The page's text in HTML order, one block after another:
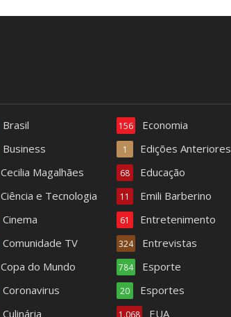
Brasil
Business
Cecilia Magalhães
Ciência e Tecnologia
Cinema
Comunidade TV
Copa do Mundo
Coronavirus
Culinária
Economia
156
Edições Anteriores
1
Educação
68
Emili Barberino
11
Entretenimento
61
Entrevistas
324
Esporte
784
Esportes
20
EUA
1.068